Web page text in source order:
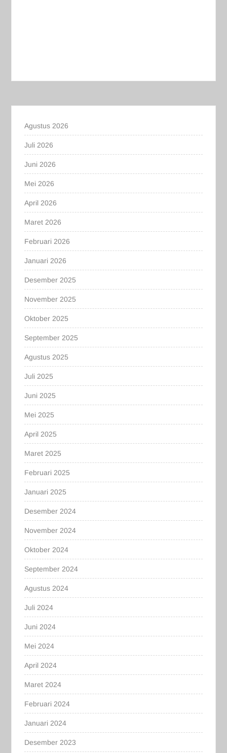
Agustus 2026
Juli 2026
Juni 2026
Mei 2026
April 2026
Maret 2026
Februari 2026
Januari 2026
Desember 2025
November 2025
Oktober 2025
September 2025
Agustus 2025
Juli 2025
Juni 2025
Mei 2025
April 2025
Maret 2025
Februari 2025
Januari 2025
Desember 2024
November 2024
Oktober 2024
September 2024
Agustus 2024
Juli 2024
Juni 2024
Mei 2024
April 2024
Maret 2024
Februari 2024
Januari 2024
Desember 2023